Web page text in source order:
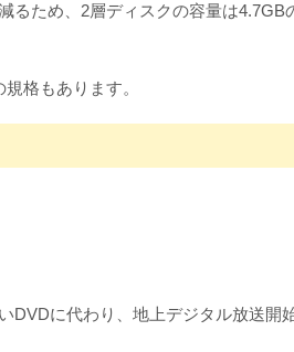
ため、2層ディスクの容量は4.7GB
格もあります。
に代わり、地上デジタル放送開